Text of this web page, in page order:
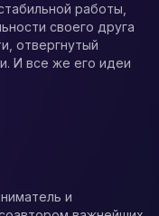
работы,
своего друга
отвергнутый
И все же его идеи
и